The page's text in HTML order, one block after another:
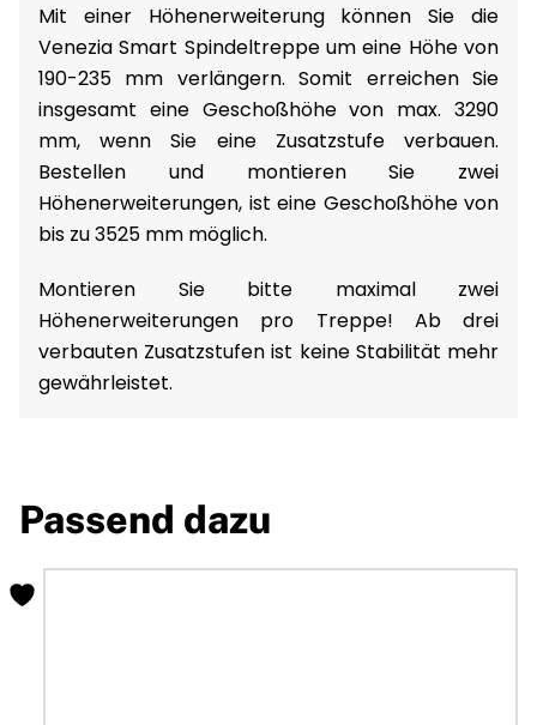
Mit einer Höhenerweiterung können Sie die
Venezia Smart Spindeltreppe um eine Höhe von
190-235 mm verlängern. Somit erreichen Sie
insgesamt eine Geschoßhöhe von max. 3290
mm, wenn Sie eine Zusatzstufe verbauen.
Bestellen und montieren Sie zwei
Höhenerweiterungen, ist eine Geschoßhöhe von
bis zu 3525 mm möglich.
Montieren Sie bitte maximal zwei
Höhenerweiterungen pro Treppe! Ab drei
verbauten Zusatzstufen ist keine Stabilität mehr
gewährleistet.
Passend dazu